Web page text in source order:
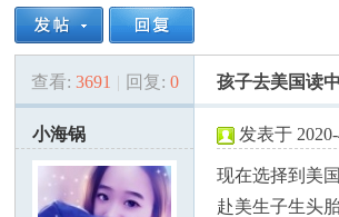
美» › ›
查看: 3691 | 回复: 0 孩子去美国读
小海锅 发表于
现在选择到美
赴美生子生头